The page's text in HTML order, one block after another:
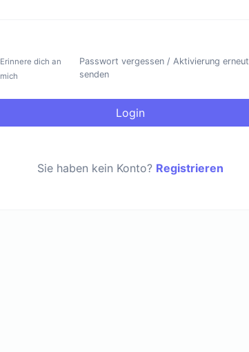
Erinnere dich an
mich
Passwort vergessen / Aktivierung erneut
senden
Login
Sie haben kein Konto? Registrieren